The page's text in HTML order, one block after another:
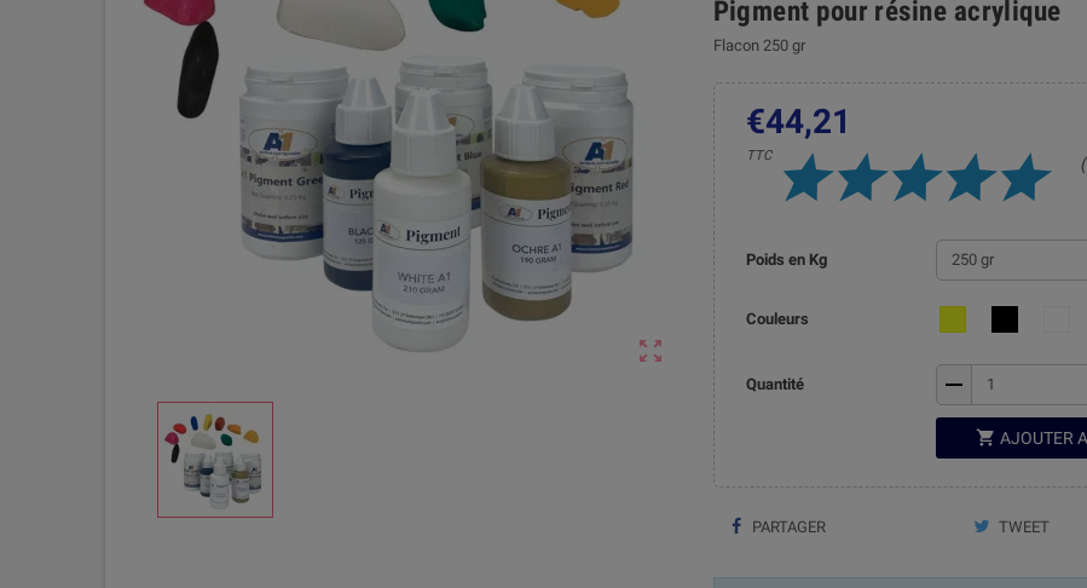

Pigment pour résine acrylique
Flacon 250 gr
€44,21
TTC
Poids en Kg
Couleurs
Quantité remove
 AJOUTER
PARTAGER TWEET